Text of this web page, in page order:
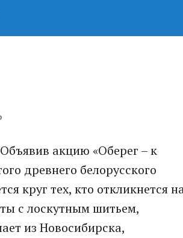
акцию «Оберег – к
древнего белорусского
круг тех, кто откликнется
с лоскутным шитьем,
из Новосибирска,